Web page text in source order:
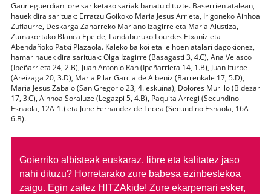
Gaur eguerdian lore sariketako sariak banatu dituzte. Baserrien atalean,
hauek dira sarituak: Erratzu Goikoko Maria Jesus Arrieta, Irigoneko Ainhoa
Zufiaurre, Deskarga Zaharreko Mariano Izagirre eta Maria Alustiza,
Zumakortako Blanca Epelde, Landaburuko Lourdes Etxaniz eta
Abendañoko Patxi Plazaola. Kaleko balkoi eta leihoen atalari dagokionez,
hamar hauek dira sarituak: Olga Izagirre (Basagasti 3, 4.C), Ana Velasco
(Ipeñarrieta 24, 2.B), Juan Antonio Ran (Ipeñarrieta 14, 1.B), Juan Iturbe
(Areizaga 20, 3.D), Maria Pilar Garcia de Albeniz (Barrenkale 17, 5.D),
Maria Jesus Zabalo (San Gregorio 23, 4. eskuina), Dolores Murillo (Bidezar
17, 3.C), Ainhoa Soraluze (Legazpi 5, 4.B), Paquita Arregi (Secundino
Esnaola, 12A-1.) eta June Fernandez de Lecea (Secundino Esnaola, 16A-
6.B).
Goierriko albisteak euskaraz, libre eta kalitatez jaso
nahi dituzu? Horretarako zure babesa ezinbestekoa
zaigu. Egin zaitez HITZAkide! Zure ekarpenari esker,